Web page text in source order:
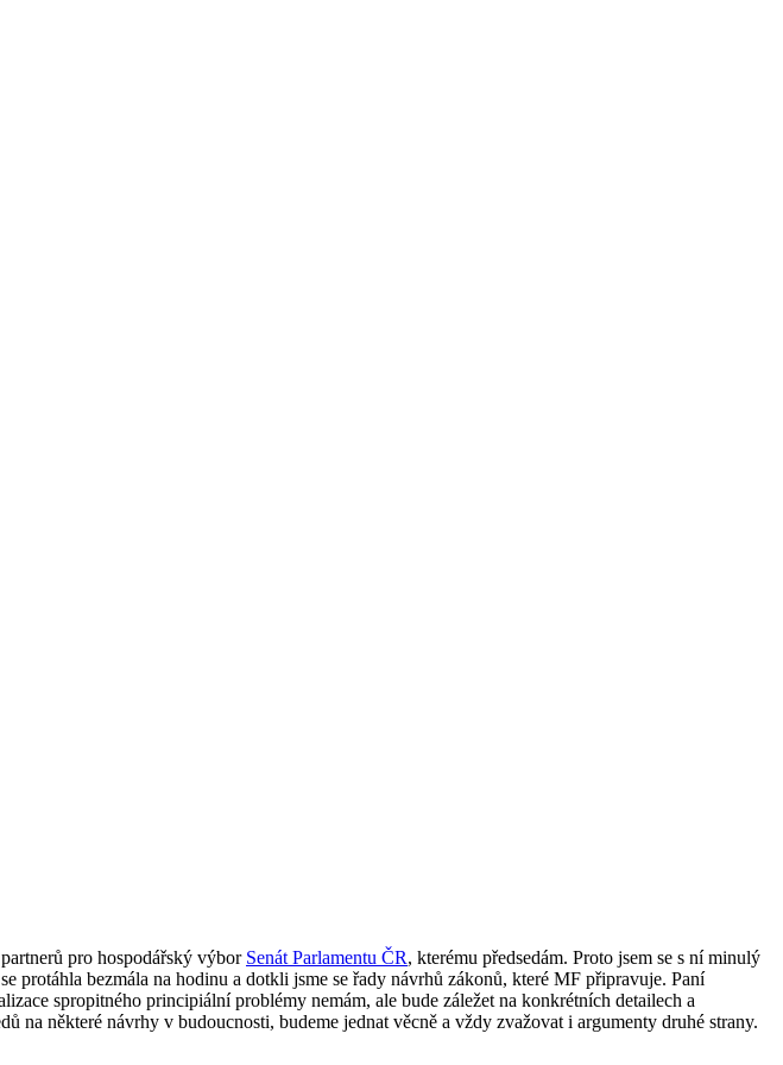
pro hospodářský výbor Senát Parlamentu ČR, kterému předsedám. Proto jsem se s ní minulý
protáhla bezmála na hodinu a dotkli jsme se řady návrhů zákonů, které MF připravuje. Paní
spropitného principiální problémy nemám, ale bude záležet na konkrétních detailech a
některé návrhy v budoucnosti, budeme jednat věcně a vždy zvažovat i argumenty druhé strany.